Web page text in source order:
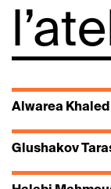
Alwarea Khaled
Glushakov